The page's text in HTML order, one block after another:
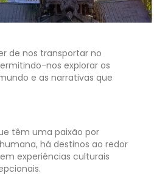
de nos transportar no
nos explorar os
e as narrativas que
têm uma paixão por
há destinos ao redor
experiências culturais